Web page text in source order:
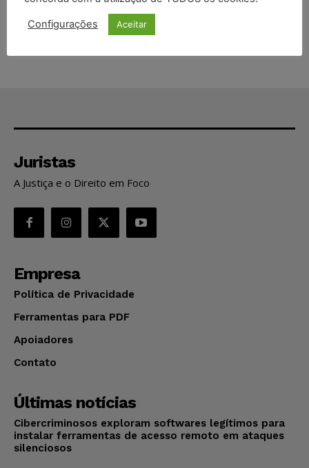
Gabriela Hardt por dois anos
Juristas
A Justiça e o Direito em Foco
Empresa
Política de Privacidade
Ferramentas para PDF
Apoiadores
Contato
Últimas notícias
Cibercriminosos exploram softwares legítimos para
instalar ferramentas de acesso remoto em ataques
silenciosos
Configurações Aceitar